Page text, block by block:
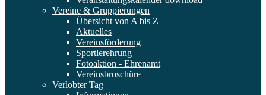
Vereine & Gruppierungen
Übersicht von A bis Z
Aktuelles
Vereinsförderung
Sportlerehrung
Fotoaktion - Ehrenamt
Vereinsbroschüre
Verlobter Tag